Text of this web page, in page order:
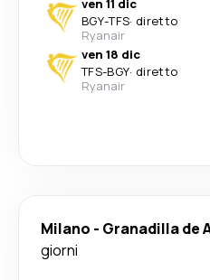
ven 11 dic
BGY-TFS· diretto
Ryanair
ven 18 dic
TFS-BGY· diretto
Ryanair
Milano - Granadilla de
giorni